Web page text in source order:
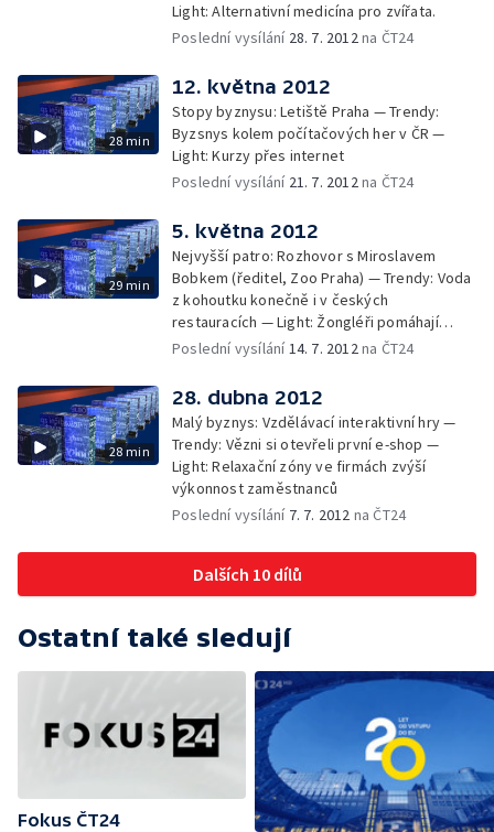
Light: Alternativní medicína pro zvířata.
Poslední vysílání 28. 7. 2012na ČT24
28 min
12. května 2012
Stopy byznysu: Letiště Praha — Trendy:
Byzsnys kolem počítačových her v ČR —
Light: Kurzy přes internet
Poslední vysílání 21. 7. 2012na ČT24
29 min
5. května 2012
Nejvyšší patro: Rozhovor s Miroslavem
Bobkem (ředitel, Zoo Praha) — Trendy: Voda
z kohoutku konečně i v českých
restauracích — Light: Žongléři pomáhají
dětem v krizi
Poslední vysílání14. 7. 2012na ČT24
28 min
28. dubna 2012
Malý byznys: Vzdělávací interaktivní hry —
Trendy: Vězni si otevřeli první e-shop —
Light: Relaxační zóny ve firmách zvýší
výkonnost zaměstnanců
Poslední vysílání 7. 7. 2012 na ČT24
Dalších 10 dílů
Ostatní také sledují
Fokus ČT24